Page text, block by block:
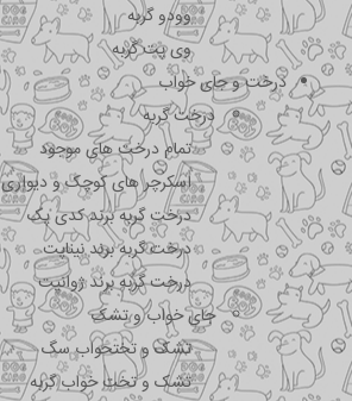
وودو گربه
وی پت گربه
درخت و جای خواب
درخت گربه
تمام درخت های موجود
اسکرچر های کوچک و دیواری
درخت گربه برند کدی پک
درخت گربه برند نیناپت
درخت گربه برند ژوانیت
جای خواب و تشک
تشک و تختحواب سگ
تشک و تخت خواب گربه